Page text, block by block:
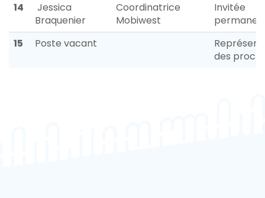
14
Jessica
Braquenier
Coordinatrice
Mobiwest
Invitée
15
Poste vacant
des